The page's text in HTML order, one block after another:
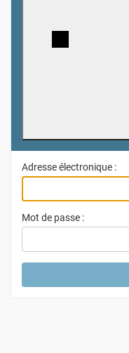
Adresse électronique :
Mot de passe :